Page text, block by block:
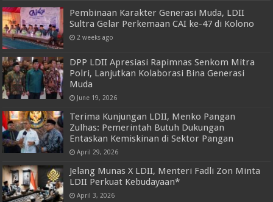
Pembinaan Karakter Generasi Muda, LDII
Sultra Gelar Perkemaan CAI ke-47 di Kolono
2 weeks ago
DPP LDII Apresiasi Rapimnas Senkom Mitra
Polri, Lanjutkan Kolaborasi Bina Generasi
Muda
June 19, 2026
Terima Kunjungan LDII, Menko Pangan
Zulhas: Pemerintah Butuh Dukungan
Entaskan Kemiskinan di Sektor Pangan
April 29, 2026
Jelang Munas X LDII, Menteri Fadli Zon Minta
LDII Perkuat Kebudayaan*
April 3, 2026